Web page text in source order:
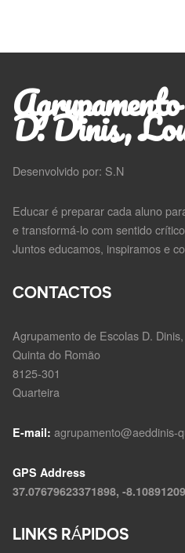
D. Dinis,
Desenvolvido por: S.N
Educar é preparar cada aluno
e transformá-lo com sentido
Juntos educamos, inspiramos e
CONTACTOS
Agrupamento de Escolas D.
Quinta do Romão
8125-301
Quarteira
E-mail: agrupamento@aeddinis-
GPS Address
37.07679623371898, -
LINKS RÁPIDOS